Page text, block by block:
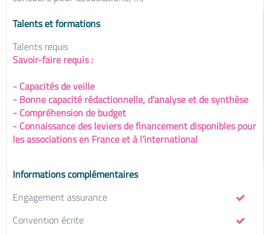
Talents et formations
Talents requis
Savoir-faire requis :
- Capacités de veille
- Bonne capacité rédactionnelle, d’analyse et de synthèse
- Compréhension de budget
- Connaissance des leviers de financement disponibles pour
les associations en France et à l’international
Informations complémentaires
Engagement assurance
Convention écrite